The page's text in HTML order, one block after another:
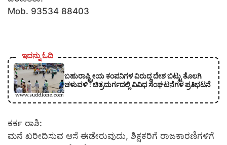
Mob. 93534 88403
ಇದನ್ನು ಓದಿ
ಬಹುರಾಷ್ಟ್ರೀಯ ಕಂಪನಿಗಳ ವಿರುದ್ಧ ದೇಶ ಬಿಟ್ಟು ತೊಲಗಿ
ಚಳುವಳಿ : ಚಿತ್ರದುರ್ಗದಲ್ಲಿ ವಿವಿಧ ಸಂಘಟನೆಗಳ ಪ್ರತಿಭಟನೆ
ಕರ್ಕ ರಾಶಿ:
ಮನೆ ಖರೀದಿಸುವ ಆಸೆ ಈಡೇರುವುದು, ಶಿಕ್ಷಕರಿಗೆ ರಾಜಕಾರಣಿಗಳಿಗೆ